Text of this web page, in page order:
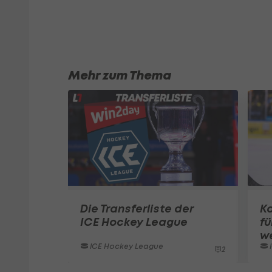
Mehr zum Thema
Die Transferliste der
ICE Hockey League
ICE Hockey League 2